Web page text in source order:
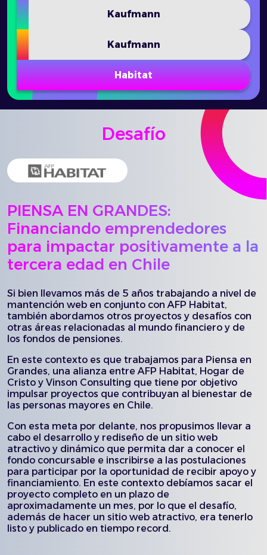
Kaufmann
Kaufmann
Habitat
Desafío
PIENSA EN GRANDES:
Financiando emprendedores
para impactar positivamente a la
tercera edad en Chile
Si bien llevamos más de 5 años trabajando a nivel de
mantención web en conjunto con AFP Habitat,
también abordamos otros proyectos y desafíos con
otras áreas relacionadas al mundo financiero y de
los fondos de pensiones.
En este contexto es que trabajamos para Piensa en
Grandes, una alianza entre AFP Habitat, Hogar de
Cristo y Vinson Consulting que tiene por objetivo
impulsar proyectos que contribuyan al bienestar de
las personas mayores en Chile.
Con esta meta por delante, nos propusimos llevar a
cabo el desarrollo y rediseño de un sitio web
atractivo y dinámico que permita dar a conocer el
fondo concursable e inscribirse a las postulaciones
para participar por la oportunidad de recibir apoyo y
financiamiento. En este contexto debíamos sacar el
proyecto completo en un plazo de
aproximadamente un mes, por lo que el desafío,
además de hacer un sitio web atractivo, era tenerlo
listo y publicado en tiempo record.